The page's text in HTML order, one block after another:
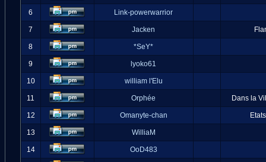
6 Link-powerwarrior
7 Jacken
8 *SeY*
9 lyoko61
10 william l'Elu
11 Orphée Dans la
12 Omanyte-chan
13 WilliaM
14 OoD483